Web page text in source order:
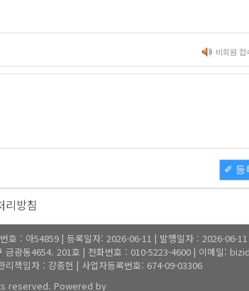
비회원 접
✐ 등
리방침
호 : 아54859 | 등록일자: 2026-06-11 | 발행일자 : 2026-06-
금광동4654. 201호 | 전화번호 : 010-5223-4600 | 이메일:
리책임자 : 강종헌 | 사업자등록번호: 674-09-03306
reserved. Powered by